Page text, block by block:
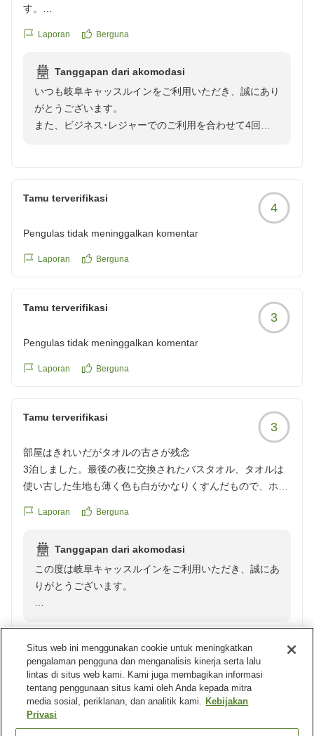
お部屋からの眺望につきましては、内向きということも
ございますのでご了承いただければと存じます。
た。
ぜひまた岐阜へお越しの際はご利用くださいませ。
またのご来館をスタッフ一同、心よりお待ちしておりま
す。
す。
クチコミの詳細はこちらから
reviewId=33123478292641
Laporan Berguna
Tanggapan dari akomodasi
いつも岐阜キャッスルインをご利用いただき、誠にあり
がとうございます。
また、ビジネス･レジャーでのご利用を合わせて4回目
いただき、大変嬉しく存じます。
当ホテルは名鉄岐阜駅より徒歩約2分、JR岐阜駅より徒
歩約8分という立地にあり、ビジネスからレジャーまで
ぜひまた岐阜へお越しの際はご利用くださいませ。
またのご来館をスタッフ一同、心よりお待ちしておりま
す。
Tamu terverifikasi
4
Pengulas tidak meninggalkan komentar
Laporan Berguna
Tamu terverifikasi
3
Pengulas tidak meninggalkan komentar
Laporan Berguna
Tamu terverifikasi
3
部屋はきれいだがタオルの古さが残念
3泊しました。最後の夜に交換されたバスタオル、タオルは
使い古した生地も薄く色も白がかなりくすんだもので、ホテ
れいだし、ホテルとしては良かったので、まさかこんなタオ
クチコミの詳細はこちらから
https://review.travel.rakuten.co.jp/hotel/voice/18939?
reviewId=33123478264417
Laporan Berguna
Tanggapan dari akomodasi
この度は岐阜キャッスルインをご利用いただき、誠にあ
りがとうございます。
一方でタオルにつきまして、ご不快な思いをおかけしま
したことを深くお詫び申し上げます。
清掃スタッフとも共有し再発防止に努めてまいります。
貴重なご意見をいただき、誠にありがとうございまし
Tamu terverifikasi
Pengulas tidak meninggalkan komentar
Situs web ini menggunakan cookie untuk meningkatkan
pengalaman pengguna dan menganalisis kinerja serta lalu
lintas di situs web kami. Kami juga membagikan informasi
tentang penggunaan situs kami oleh Anda kepada mitra
media sosial, periklanan, dan analitik kami. Kebijakan
Privasi